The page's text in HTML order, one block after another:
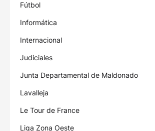
Fútbol
Informática
Internacional
Judiciales
Junta Departamental de Maldonado
Lavalleja
Le Tour de France
Liga Zona Oeste